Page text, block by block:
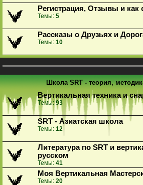
Регистрация, Отзывы и как
Темы: 5
Рассказы о Друзьях и
Темы: 10
Школа SRT - теория,
Вертикальная техника и
Темы:93
SRT - Азиатская школа
Темы: 12
Литература по SRT и
русском
Темы: 41
Моя Вертикальная
Темы: 20